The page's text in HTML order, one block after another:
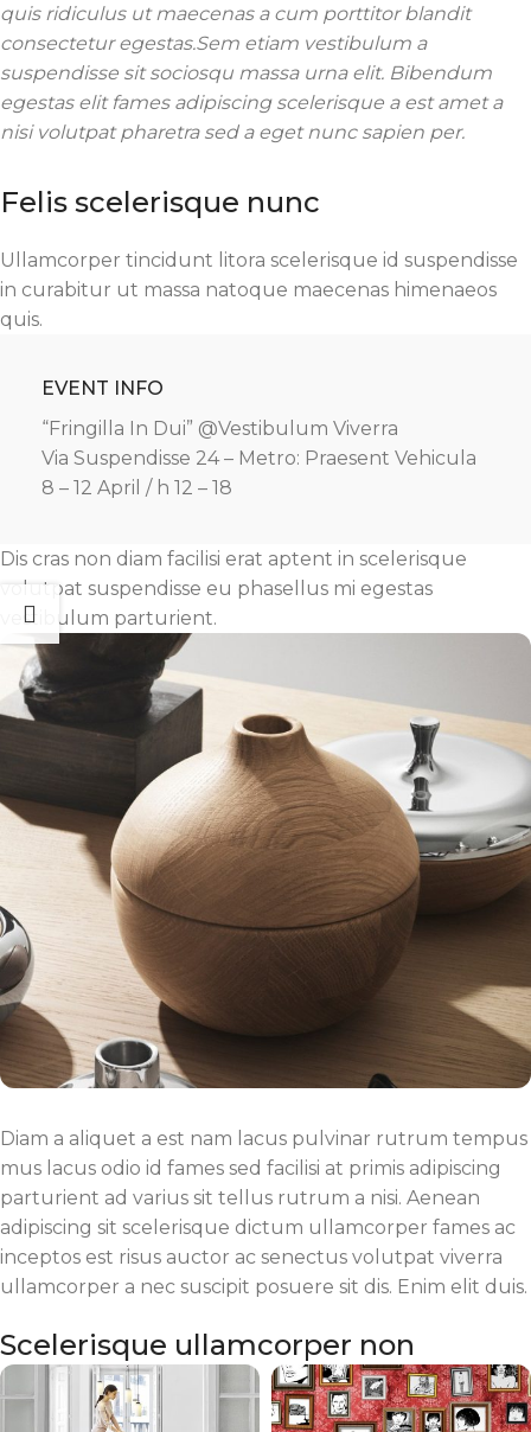
quis ridiculus ut maecenas a cum porttitor blandit
consectetur egestas.Sem etiam vestibulum a
suspendisse sit sociosqu massa urna elit. Bibendum
egestas elit fames adipiscing scelerisque a est amet a
nisi volutpat pharetra sed a eget nunc sapien per.
Felis scelerisque nunc
Ullamcorper tincidunt litora scelerisque id suspendisse
in curabitur ut massa natoque maecenas himenaeos
quis.
EVENT INFO
“Fringilla In Dui” @Vestibulum Viverra
Via Suspendisse 24 – Metro: Praesent Vehicula
8 – 12 April / h 12 – 18
Dis cras non diam facilisi erat aptent in scelerisque
volutpat suspendisse eu phasellus mi egestas
vestibulum parturient.
Diam a aliquet a est nam lacus pulvinar rutrum tempus
mus lacus odio id fames sed facilisi at primis adipiscing
parturient ad varius sit tellus rutrum a nisi. Aenean
adipiscing sit scelerisque dictum ullamcorper fames ac
inceptos est risus auctor ac senectus volutpat viverra
ullamcorper a nec suscipit posuere sit dis. Enim elit duis.
Scelerisque ullamcorper non